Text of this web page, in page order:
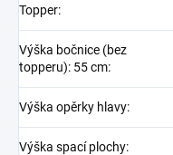
Topper:
Výška bočnice (bez
topperu): 55 cm:
Výška opěrky hlavy:
Výška spací plochy: